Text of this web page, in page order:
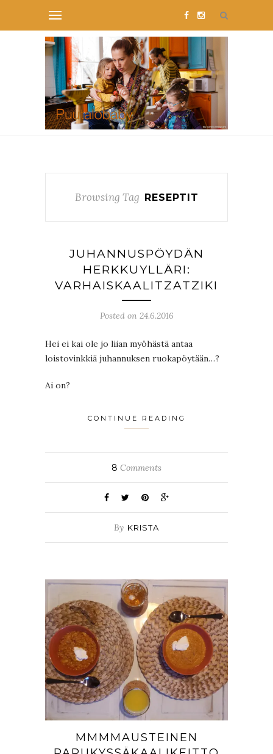
Browsing Tag RESEPTIT
JUHANNUSPÖYDÄN
HERKKUYLLÄRI:
VARHAISKAALITZATZIKI
Posted on 24.6.2016
Hei ei kai ole jo liian myöhästä antaa
loistovinkkiä juhannuksen ruokapöytään…?
Ai on?
CONTINUE READING
8 Comments
By KRISTA
MMMMAUSTEINEN